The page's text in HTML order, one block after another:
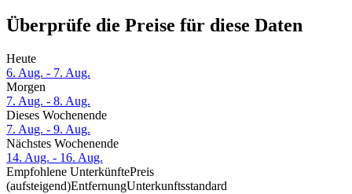
Überprüfe die Preise für diese Daten
Heute
6. Aug. - 7. Aug.
Morgen
7. Aug. - 8. Aug.
Dieses Wochenende
7. Aug. - 9. Aug.
Nächstes Wochenende
14. Aug. - 16. Aug.
Empfohlene UnterkünftePreis
(aufsteigend)EntfernungUnterkunftsstandard